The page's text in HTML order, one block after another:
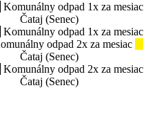
Komunálny odpad 1x za mesiac
Čataj (Senec)
Komunálny odpad 1x za mesiac
odpad 2x za mesiac
Čataj (Senec)
Komunálny odpad 2x za mesiac
Čataj (Senec)